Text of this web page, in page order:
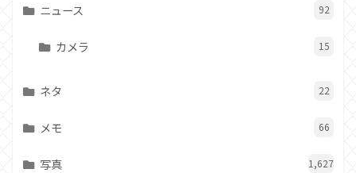
ニュース 92
カメラ 15
ネタ 22
メモ 66
写真 1,627